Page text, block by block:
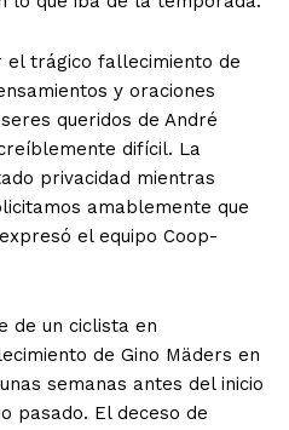
el trágico fallecimiento de
y oraciones
queridos de André
difícil. La
privacidad mientras
amablemente que
el equipo Coop-
de un ciclista en
de Gino Mäders en
semanas antes del inicio
pasado. El deceso de